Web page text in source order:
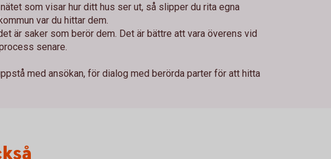
som visar hur ditt hus ser ut, så slipper du rita egna
var du hittar dem.
är saker som berör dem. Det är bättre att vara överens vid
senare.
med ansökan, för dialog med berörda parter för att hitta